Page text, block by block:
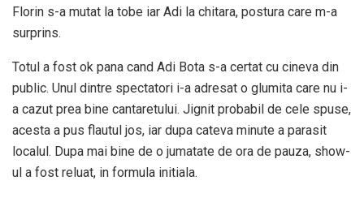
Florin s-a mutat la tobe iar Adi la chitara, postura care m-a
surprins.
Totul a fost ok pana cand Adi Bota s-a certat cu cineva din
public. Unul dintre spectatori i-a adresat o glumita care nu i-
a cazut prea bine cantaretului. Jignit probabil de cele spuse,
acesta a pus flautul jos, iar dupa cateva minute a parasit
localul. Dupa mai bine de o jumatate de ora de pauza, show-
ul a fost reluat, in formula initiala.